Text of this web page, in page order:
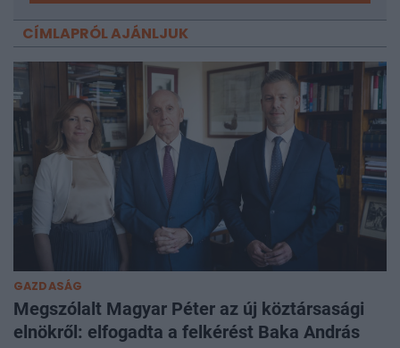
CÍMLAPRÓL AJÁNLJUK
GAZDASÁG
Megszólalt Magyar Péter az új köztársasági
elnökről: elfogadta a felkérést Baka András